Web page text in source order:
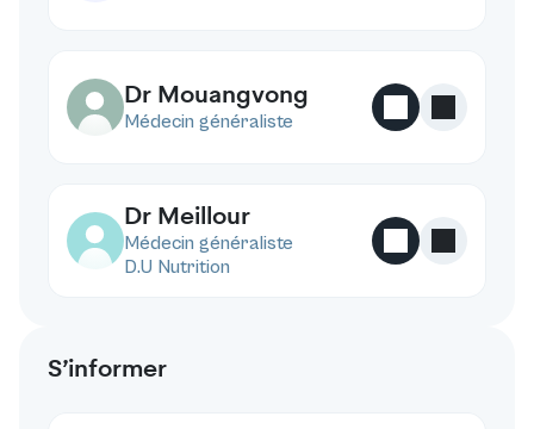
M Dr Mouangvong
Médecin généraliste
M
Dr Meillour
Médecin généraliste
D.U Nutrition
S’informer